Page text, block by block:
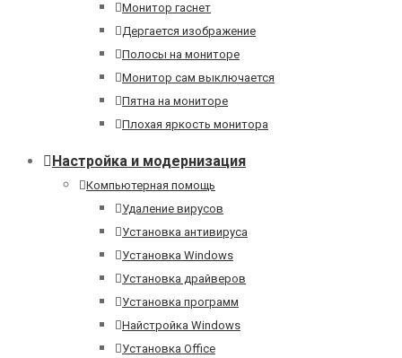
Монитор гаснет
Дергается изображение
Полосы на мониторе
Монитор сам выключается
Пятна на мониторе
Плохая яркость монитора
Настройка и модернизация
Компьютерная помощь
Удаление вирусов
Установка антивируса
Установка Windows
Установка драйверов
Установка программ
Найстройка Windows
Установка Office